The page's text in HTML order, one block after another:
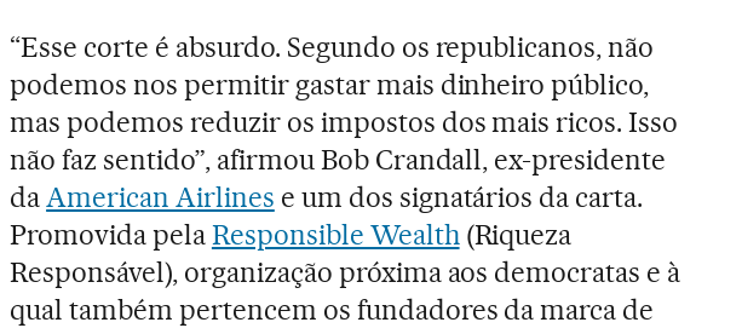
“Esse corte é absurdo. Segundo os republicanos, não
podemos nos permitir gastar mais dinheiro público,
mas podemos reduzir os impostos dos mais ricos. Isso
não faz sentido”, afirmou Bob Crandall, ex-presidente
daAmerican Airlines e um dos signatários da carta.
Promovida pelaResponsible Wealth(Riqueza
Responsável), organização próxima aos democratas e à
qual também pertencem os fundadores da marca de